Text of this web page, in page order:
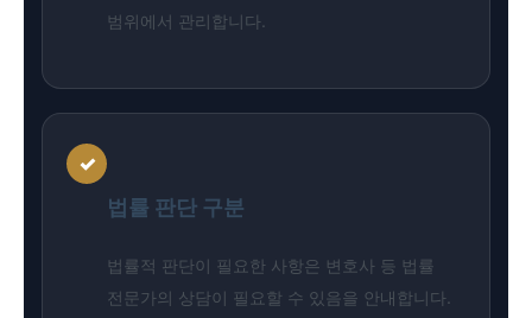
범위에서 관리합니다.
✓
법률 판단 구분
법률적 판단이 필요한 사항은 변호사 등 법률
전문가의 상담이 필요할 수 있음을 안내합니다.